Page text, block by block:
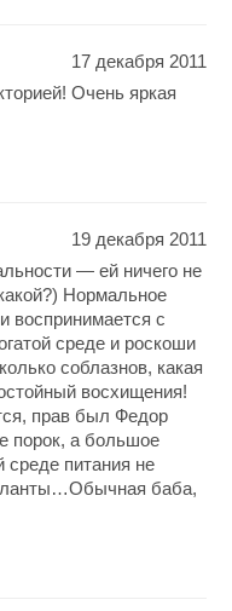
17 декабря 2011
Очень яркая
19 декабря 2011
— ей ничего не
Нормальное
воспринимается с
среде и роскоши
соблазнов, какая
восхищения!
прав был Федор
порок, а большое
среде питания не
баба,